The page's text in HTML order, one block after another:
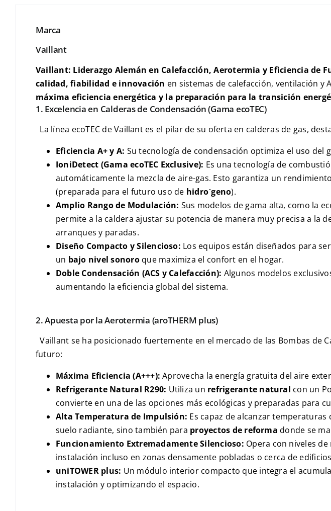
Marca
Vaillant
Vaillant: Liderazgo Alemán en Calefacción, Aerotermia y Eficiencia de
calidad, fiabilidad e innovación en sistemas de calefacción, ventilación y
máxima eficiencia energética y la preparación para la transición
1. Excelencia en Calderas de Condensación (Gama ecoTEC)
La línea ecoTECde Vaillant es el pilar de su oferta en calderas de gas,
Eficiencia A+y A: Su tecnología de condensación optimiza el uso
IoniDetect (GamaecoTEC Exclusive): Es una tecnología de
automáticamente la mezcla de aire-gas. Esto garantiza un
(preparada para el futuro uso de hidroˊgeno).
Amplio Rango de Modulación: Sus modelos de gama alta, como la
permite a la caldera ajustar su potencia de manera muy precisa a la
arranques y paradas.
Diseño Compacto y Silencioso: Los equipos están diseñados para
un bajo nivel sonoroque maximiza el confort en el hogar.
Doble Condensación (ACS y Calefacción): Algunos modelos
aumentando la eficiencia global del sistema.
2. Apuesta por la Aerotermia (aroTHERM plus)
Vaillant se ha posicionado fuertemente en el mercado de las Bombas de
futuro:
Máxima Eficiencia (A+++): Aprovecha la energía gratuita del aire
Refrigerante Natural R290: Utiliza un refrigerante natural con un
convierte en una de las opciones más ecológicas y preparadas para
Alta Temperatura de Impulsión: Es capaz de alcanzar temperaturas
suelo radiante, sino también para proyectos de reforma donde se
Funcionamiento Extremadamente Silencioso: Opera con niveles
instalación incluso en zonas densamente pobladas o cerca de
uniTOWER plus: Un módulo interior compacto que integra el
instalación y optimizando el espacio.